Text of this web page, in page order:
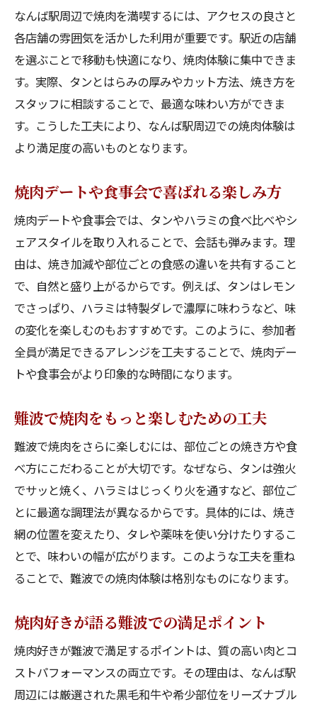
なんば駅周辺で焼肉を満喫するには、アクセスの良さと
各店舗の雰囲気を活かした利用が重要です。駅近の店舗
を選ぶことで移動も快適になり、焼肉体験に集中できま
す。実際、タンとはらみの厚みやカット方法、焼き方を
スタッフに相談することで、最適な味わい方ができま
す。こうした工夫により、なんば駅周辺での焼肉体験は
より満足度の高いものとなります。
焼肉デートや食事会で喜ばれる楽しみ方
焼肉デートや食事会では、タンやハラミの食べ比べやシ
ェアスタイルを取り入れることで、会話も弾みます。理
由は、焼き加減や部位ごとの食感の違いを共有すること
で、自然と盛り上がるからです。例えば、タンはレモン
でさっぱり、ハラミは特製ダレで濃厚に味わうなど、味
の変化を楽しむのもおすすめです。このように、参加者
全員が満足できるアレンジを工夫することで、焼肉デー
トや食事会がより印象的な時間になります。
難波で焼肉をもっと楽しむための工夫
難波で焼肉をさらに楽しむには、部位ごとの焼き方や食
べ方にこだわることが大切です。なぜなら、タンは強火
でサッと焼く、ハラミはじっくり火を通すなど、部位ご
とに最適な調理法が異なるからです。具体的には、焼き
網の位置を変えたり、タレや薬味を使い分けたりするこ
とで、味わいの幅が広がります。このような工夫を重ね
ることで、難波での焼肉体験は格別なものになります。
焼肉好きが語る難波での満足ポイント
焼肉好きが難波で満足するポイントは、質の高い肉とコ
ストパフォーマンスの両立です。その理由は、なんば駅
周辺には厳選された黒毛和牛や希少部位をリーズナブル